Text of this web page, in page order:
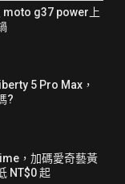
g37 power上
5 Pro Max，
?
，加碼愛奇藝黃
NT$0 起